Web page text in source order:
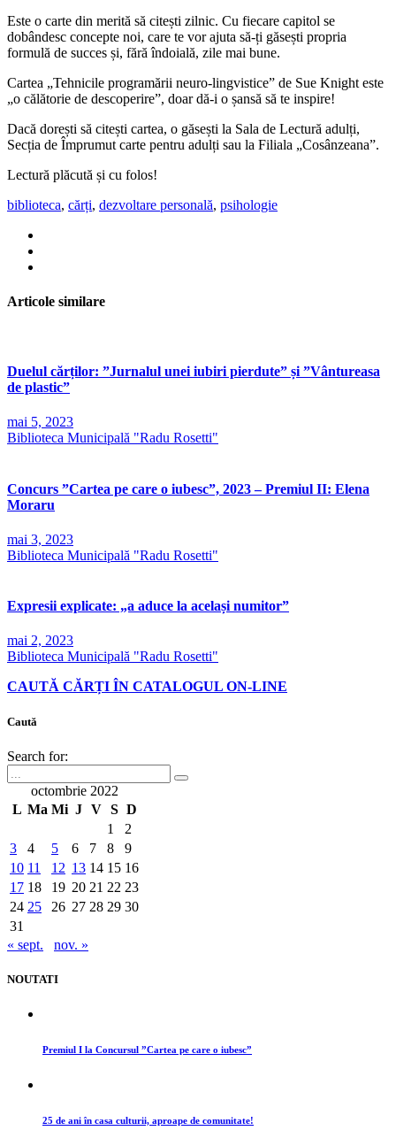
Este o carte din merită să citești zilnic. Cu fiecare capitol se
dobândesc concepte noi, care te vor ajuta să-ți găsești propria
formulă de succes și, fără îndoială, zile mai bune.
Cartea „Tehnicile programării neuro-lingvistice” de Sue Knight este
„o călătorie de descoperire”, doar dă-i o șansă să te inspire!
Dacă dorești să citești cartea, o găsești la Sala de Lectură adulți,
Secția de Împrumut carte pentru adulți sau la Filiala „Cosânzeana”.
Lectură plăcută și cu folos!
biblioteca, cărți, dezvoltare personală, psihologie
Articole similare
Duelul cărților: ”Jurnalul unei iubiri pierdute” și ”Vântureasa
de plastic”
mai 5, 2023
Biblioteca Municipală "Radu Rosetti"
Concurs ”Cartea pe care o iubesc”, 2023 – Premiul II: Elena
Moraru
mai 3, 2023
Biblioteca Municipală "Radu Rosetti"
Expresii explicate: „a aduce la același numitor”
mai 2, 2023
Biblioteca Municipală "Radu Rosetti"
CAUTĂ CĂRȚI ÎN CATALOGUL ON-LINE
Caută
Search for:
octombrie 2022
L Ma Mi J V S D
1
2
3
4 5 6 7 8
9
10 11 12 13 14 15 16
17 18 19 20 21 22 23
24 25 26 27 28 29 30
31
« sept.
nov. »
NOUTATI
Premiul I la Concursul ”Cartea pe care o iubesc”
25 de ani în casa culturii, aproape de comunitate!